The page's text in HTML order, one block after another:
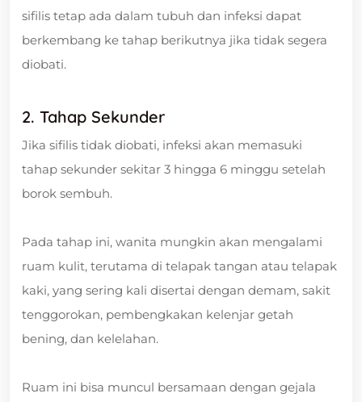
sifilis tetap ada dalam tubuh dan infeksi dapat
berkembang ke tahap berikutnya jika tidak segera
diobati.
2. Tahap Sekunder
Jika sifilis tidak diobati, infeksi akan memasuki
tahap sekunder sekitar 3 hingga 6 minggu setelah
borok sembuh.
Pada tahap ini, wanita mungkin akan mengalami
ruam kulit, terutama di telapak tangan atau telapak
kaki, yang sering kali disertai dengan demam, sakit
tenggorokan, pembengkakan kelenjar getah
bening, dan kelelahan.
Ruam ini bisa muncul bersamaan dengan gejala